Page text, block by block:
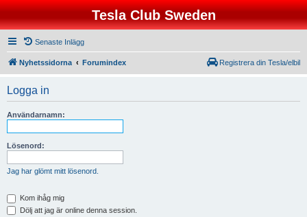
Tesla Club Sweden
Senaste Inlägg
Nyhetssidorna Forumindex Registrera din Tesla/elbil
Logga in
Användarnamn:
Lösenord:
Jag har glömt mitt lösenord.
Kom ihåg mig
Dölj att jag är online denna session.